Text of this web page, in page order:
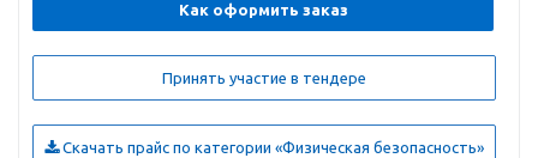
Как оформить заказ
Принять участие в тендере
Скачать прайс по категории «Физическая безопасность»